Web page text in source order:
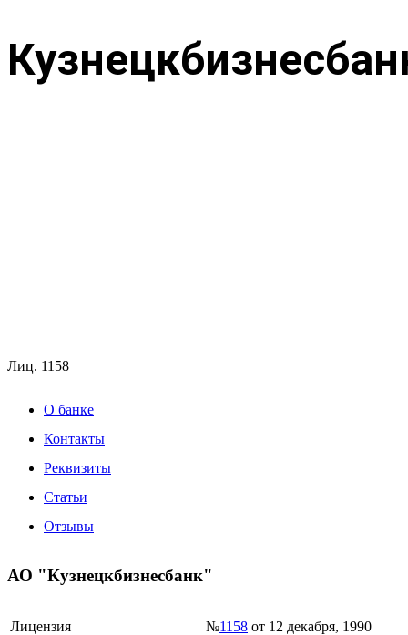
Лиц. 1158
О банке
Контакты
Реквизиты
Статьи
Отзывы
АО "Кузнецкбизнесбанк"
Лицензия №1158 от 12 декабря, 1990